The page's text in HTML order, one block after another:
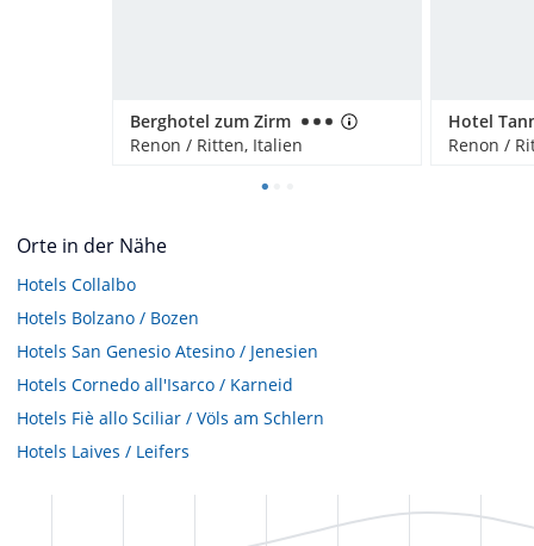
Berghotel zum Zirm
Renon / Ritten, Italien
Hotel
Renon /
Orte in der Nähe
Hotels Collalbo
Hotels Bolzano / Bozen
Hotels San Genesio Atesino / Jenesien
Hotels Cornedo all'Isarco / Karneid
Hotels Fiè allo Sciliar / Völs am Schlern
Hotels Laives / Leifers